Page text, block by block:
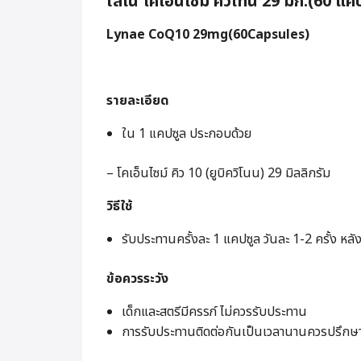
Lynae CoQ10 29mg(60Capsules)
รายละเอียด
ใน 1 แคปซูล ประกอบด้วย
– โคเอ็นไซม์ คิว 10 (ยูบิควิโนน) 29 มิลลิกรัม
วิธีใช้
รับประทานครั้งละ 1 แคปซูล วันละ 1-2 ครั้ง หลั
ข้อควรระวัง
เด็กและสตรีมีครรภ์ ไม่ควรรับประทาน
การรับประทานติดต่อกันเป็นเวลานานควรปรึก